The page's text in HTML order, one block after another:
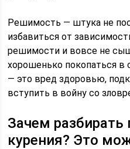
Решимость — штука не
избавиться от
решимости и вовсе не
хорошенько покопаться в
— это вред здоровью,
вступить в войну со
Зачем
курения? Это